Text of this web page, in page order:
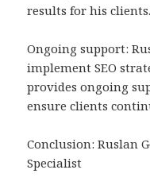
results for his clients.
Ongoing support:
implement SEO
provides ongoing
ensure clients
Conclusion: Ruslan
Specialist